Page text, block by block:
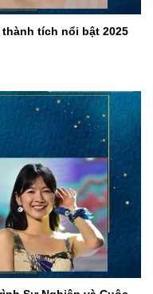
tích nổi bật 2025